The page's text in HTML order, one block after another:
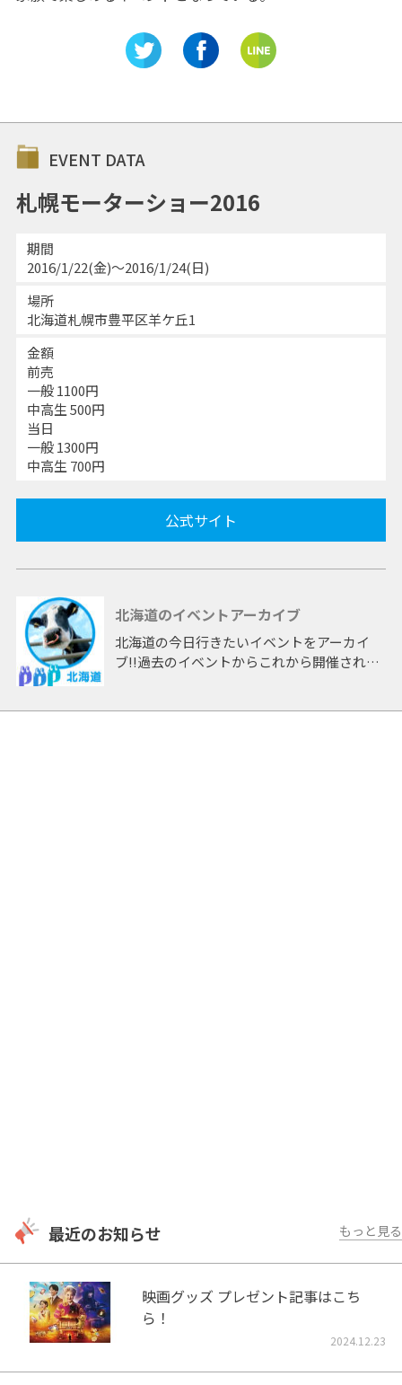
EVENT DATA
札幌モーターショー2016
期間
2016/1/22(金)～2016/1/24(日)
場所
北海道札幌市豊平区羊ケ丘1
金額
前売
一般 1100円
中高生 500円
当日
一般 1300円
中高生 700円
公式サイト
北海道のイベントアーカイブ
北海道の今日行きたいイベントをアーカイ
ブ!!過去のイベントからこれから開催される
最近のお知らせ もっと見る
映画グッズ プレゼント記事はこち
ら！
2024.12.23